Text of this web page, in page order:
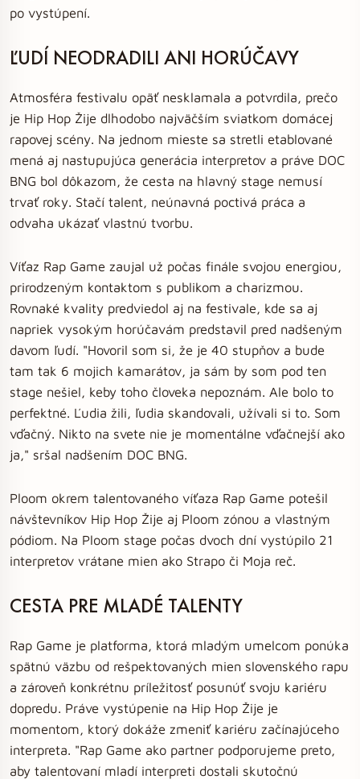
po vystúpení.
ĽUDÍ NEODRADILI ANI HORÚČAVY
Atmosféra festivalu opäť nesklamala a potvrdila, prečo
je Hip Hop Žije dlhodobo najväčším sviatkom domácej
rapovej scény. Na jednom mieste sa stretli etablované
mená aj nastupujúca generácia interpretov a práve DOC
BNG bol dôkazom, že cesta na hlavný stage nemusí
trvať roky. Stačí talent, neúnavná poctivá práca a
odvaha ukázať vlastnú tvorbu.
Víťaz Rap Game zaujal už počas finále svojou energiou,
prirodzeným kontaktom s publikom a charizmou.
Rovnaké kvality predviedol aj na festivale, kde sa aj
napriek vysokým horúčavám predstavil pred nadšeným
davom ľudí. "Hovoril som si, že je 40 stupňov a bude
tam tak 6 mojich kamarátov, ja sám by som pod ten
stage nešiel, keby toho človeka nepoznám. Ale bolo to
perfektné. Ľudia žili, ľudia skandovali, užívali si to. Som
vďačný. Nikto na svete nie je momentálne vďačnejší ako
ja," sršal nadšením DOC BNG.
Ploom okrem talentovaného víťaza Rap Game potešil
návštevníkov Hip Hop Žije aj Ploom zónou a vlastným
pódiom. Na Ploom stage počas dvoch dní vystúpilo 21
interpretov vrátane mien ako Strapo či Moja reč.
CESTA PRE MLADÉ TALENTY
Rap Game je platforma, ktorá mladým umelcom ponúka
spätnú väzbu od rešpektovaných mien slovenského rapu
a zároveň konkrétnu príležitosť posunúť svoju kariéru
dopredu. Práve vystúpenie na Hip Hop Žije je
momentom, ktorý dokáže zmeniť kariéru začínajúceho
interpreta. "Rap Game ako partner podporujeme preto,
aby talentovaní mladí interpreti dostali skutočnú